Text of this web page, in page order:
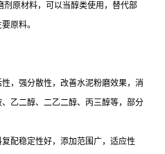
剂原材料，可以当醇类使用，替代部
原料。
，强分散性，改善水泥粉磨效果，消
乙二醇、二乙二醇、丙三醇等，部分
配稳定性好，添加范围广，适应性